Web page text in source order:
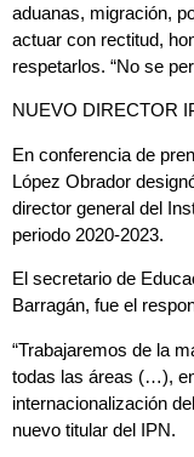
aduanas, migración,
actuar con rectitud,
respetarlos. “No se
NUEVO DIRECTOR
En conferencia de
López Obrador
director general del
periodo 2020-2023.
El secretario de
Barragán, fue el
“Trabajaremos de la
todas las áreas (…),
internacionalización
nuevo titular del IPN.